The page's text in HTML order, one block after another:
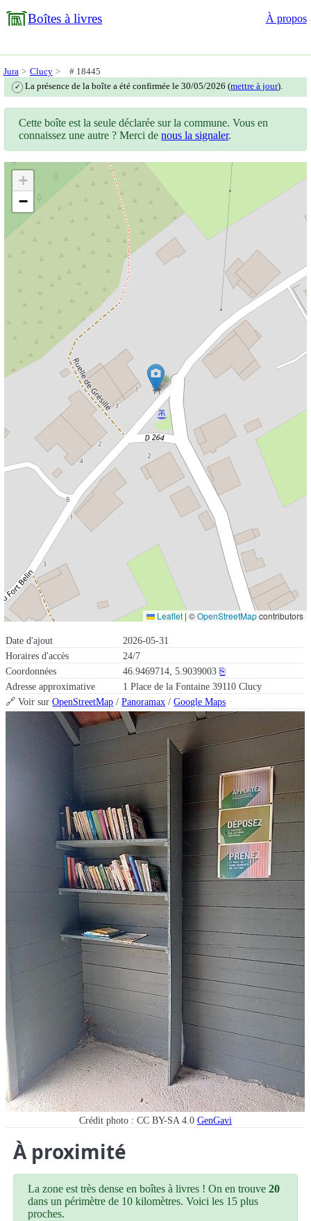
Boîtes à livres À propos
Jura Clucy # 18445
✓ La présence de la boîte a été confirmée le 30/05/2026 (mettre à jour).
Date d'ajout
2026-05-31
Horaires d'accès
24/7
Coordonnées
46.9469714, 5.9039003 ⎘
Adresse approximative
1 Place de la Fontaine 39110 Clucy
🔗 Voir surOpenStreetMap /Panoramax /Google Maps
Crédit photo : CC BY-SA 4.0 GenGavi
Cette boîte est la seule déclarée sur la commune. Vous en
connaissez une autre ? Merci denous la signaler.
+
−
Leaflet | ©OpenStreetMapcontributors
À proximité
La zone est très dense en boîtes à livres ! On en trouve20
dans un périmètre de 10 kilomètres. Voici les 15 plus
proches.